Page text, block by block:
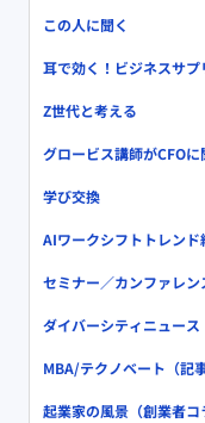
この人に聞く
耳で効く！ビジネスサプ
Z世代と考える
グロービス講師がCFOに
学び交換
AIワークシフトトレンド
セミナー／カンファレン
ダイバーシティニュース
MBA/テクノベート（記事
起業家の風景（創業者コ